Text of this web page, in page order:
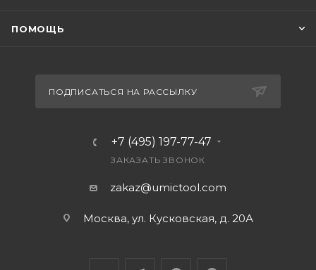
ПОМОЩЬ
ПОДПИСАТЬСЯ НА РАССЫЛКУ
+7 (495) 197-77-47
ЗАКАЗАТЬ ЗВОНОК
zakaz@umictool.com
Москва, ул. Кусковская, д. 20А